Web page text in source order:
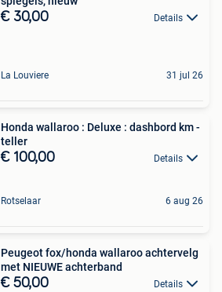
€ 30,00 Details
La Louviere 31 jul 26
Honda wallaroo : Deluxe : dashbord km -
teller
€ 100,00 Details
Rotselaar 6 aug 26
Peugeot fox/honda wallaroo achtervelg
met NIEUWE achterband
€ 50,00 Details